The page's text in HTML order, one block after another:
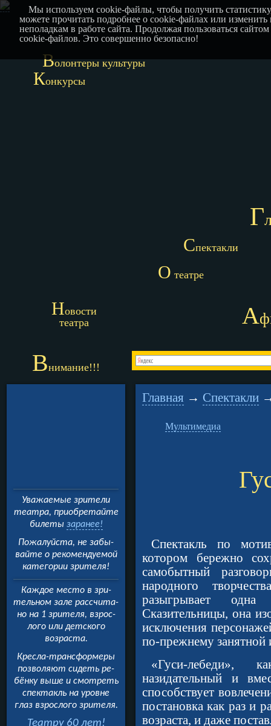
Волонтеры культуры
Конкурсы
Г
Спектакли
О театре
Новости
театра
А
Внимание!!!
Уважаемые зрители
театра, приобретайте
билеты заранее!
Пожалуйста, не забы­
вайте о рекомендуемой
категории зрителя!
Каждое место в зри­
тельном зале рассчита­
но на 1 зрителя, взрос­
лого или детского
возраста.
Кресла-трансформеры
позволяют сидеть ре­
бёнку выше и смотреть
спектакль на уровне
глаз взрослого зрителя.
Театру 60 лет!
Главная → Спектакли
Мультимедиа
Спектакль по
котором бережно
самобытный
народного
разыгрывает
Сказительницы, она
исключения
по-прежнему занятной
«Гуси-лебеди»,
назидательный и
способствует
постановка как раз и
возраста, и даже
Мы используем cookie-файлы, чтобы получить
можете прочитать подробнее о cookie-файлах или
неполадкам в работе сайта. Продолжая пользоваться
cookie-файлов. Это совершенно безопасно!